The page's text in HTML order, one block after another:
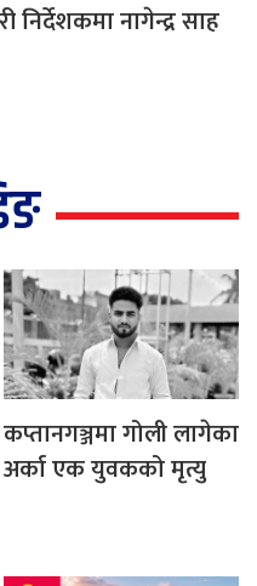
नागेन्द्र साह
कप्तानगञ्जमा गोली लागेका
अर्का एक युवकको मृत्यु